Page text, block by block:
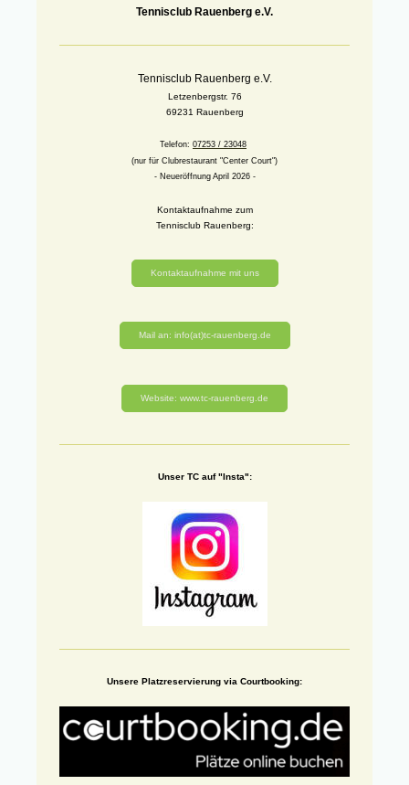
Tennisclub Rauenberg e.V.
Tennisclub Rauenberg e.V.
Letzenbergstr. 76
69231 Rauenberg
Telefon: 07253 / 23048
(nur für Clubrestaurant "Center Court")
- Neueröffnung April 2026 -
Kontaktaufnahme zum
Tennisclub Rauenberg:
Kontaktaufnahme mit uns
Mail an: info(at)tc-rauenberg.de
Website: www.tc-rauenberg.de
Unser TC auf "Insta":
Unsere Platzreservierung via Courtbooking: